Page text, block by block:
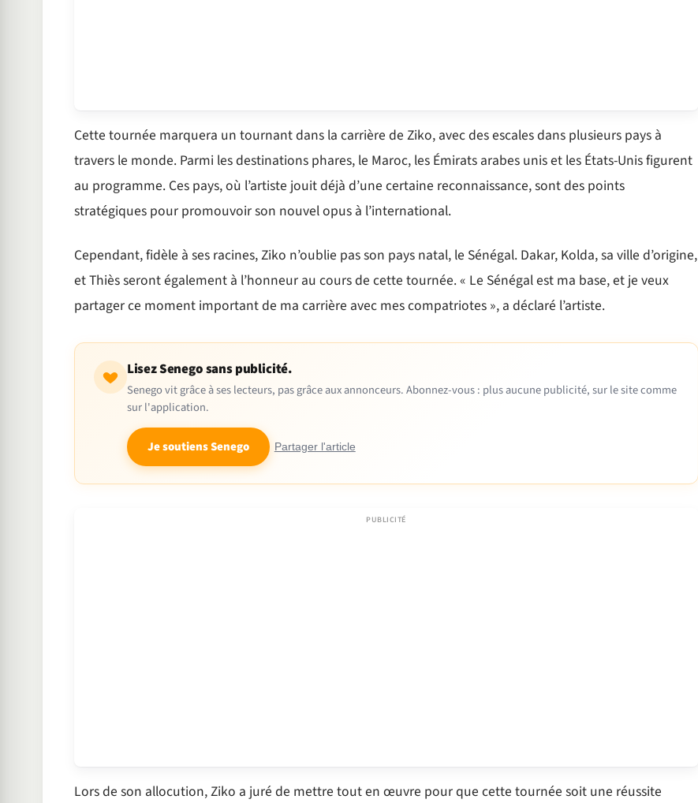
Cette tournée marquera un tournant dans la carrière de Ziko, avec des escales dans plusieurs pays à
travers le monde. Parmi les destinations phares, le Maroc, les Émirats arabes unis et les États-Unis figurent
au programme. Ces pays, où l’artiste jouit déjà d’une certaine reconnaissance, sont des points
stratégiques pour promouvoir son nouvel opus à l’international.
Cependant, fidèle à ses racines, Ziko n’oublie pas son pays natal, le Sénégal. Dakar, Kolda, sa ville d’origine,
et Thiès seront également à l’honneur au cours de cette tournée. « Le Sénégal est ma base, et je veux
partager ce moment important de ma carrière avec mes compatriotes », a déclaré l’artiste.
Lisez Senego sans publicité.
Senego vit grâce à ses lecteurs, pas grâce aux annonceurs. Abonnez-vous : plus aucune publicité, sur le site comme
sur l'application.
Je soutiens Senego Partager l'article
Lors de son allocution, Ziko a juré de mettre tout en œuvre pour que cette tournée soit une réussite